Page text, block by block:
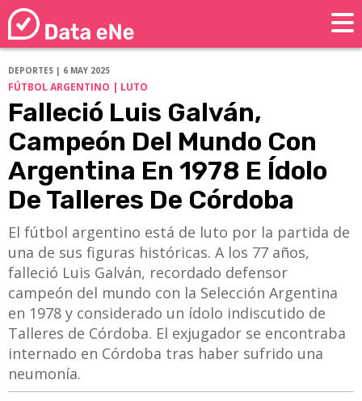
DEPORTES | 6 MAY 2025
FÚTBOL ARGENTINO | LUTO
Falleció Luis Galván,
Campeón Del Mundo Con
Argentina En 1978 E Ídolo
De Talleres De Córdoba
El fútbol argentino está de luto por la partida de
una de sus figuras históricas. A los 77 años,
falleció Luis Galván, recordado defensor
campeón del mundo con la Selección Argentina
en 1978 y considerado un ídolo indiscutido de
Talleres de Córdoba. El exjugador se encontraba
internado en Córdoba tras haber sufrido una
neumonía.